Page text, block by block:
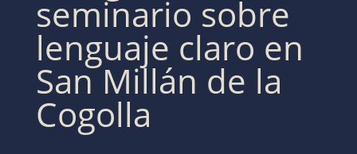
seminario sobre
lenguaje claro en
San Millán de la
Cogolla